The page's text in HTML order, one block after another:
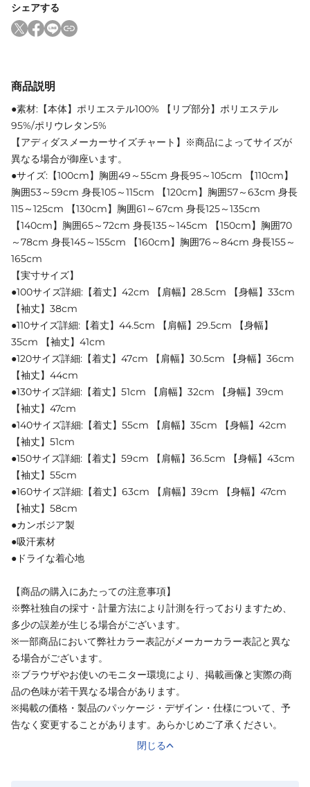
シェアする
商品説明
●素材:【本体】ポリエステル100% 【リブ部分】ポリエステル
95%/ポリウレタン5%
【アディダスメーカーサイズチャート】※商品によってサイズが
異なる場合が御座います。
●サイズ:【100cm】胸囲49～55cm 身長95～105cm 【110cm】
胸囲53～59cm 身長105～115cm 【120cm】胸囲57～63cm 身長
115～125cm 【130cm】胸囲61～67cm 身長125～135cm
【140cm】胸囲65～72cm 身長135～145cm 【150cm】胸囲70
～78cm 身長145～155cm 【160cm】胸囲76～84cm 身長155～
165cm
【実寸サイズ】
●100サイズ詳細:【着丈】42cm 【肩幅】28.5cm 【身幅】33cm
【袖丈】38cm
●110サイズ詳細:【着丈】44.5cm 【肩幅】29.5cm 【身幅】
35cm 【袖丈】41cm
●120サイズ詳細:【着丈】47cm 【肩幅】30.5cm 【身幅】36cm
【袖丈】44cm
●130サイズ詳細:【着丈】51cm 【肩幅】32cm 【身幅】39cm
【袖丈】47cm
●140サイズ詳細:【着丈】55cm 【肩幅】35cm 【身幅】42cm
【袖丈】51cm
●150サイズ詳細:【着丈】59cm 【肩幅】36.5cm 【身幅】43cm
【袖丈】55cm
●160サイズ詳細:【着丈】63cm 【肩幅】39cm 【身幅】47cm
【袖丈】58cm
●カンボジア製
●吸汗素材
●ドライな着心地
【商品の購入にあたっての注意事項】
※弊社独自の採寸・計量方法により計測を行っておりますため、
多少の誤差が生じる場合がございます。
※一部商品において弊社カラー表記がメーカーカラー表記と異な
る場合がございます。
※ブラウザやお使いのモニター環境により、掲載画像と実際の商
品の色味が若干異なる場合があります。
※掲載の価格・製品のパッケージ・デザイン・仕様について、予
告なく変更することがあります。あらかじめご了承ください。
閉じる